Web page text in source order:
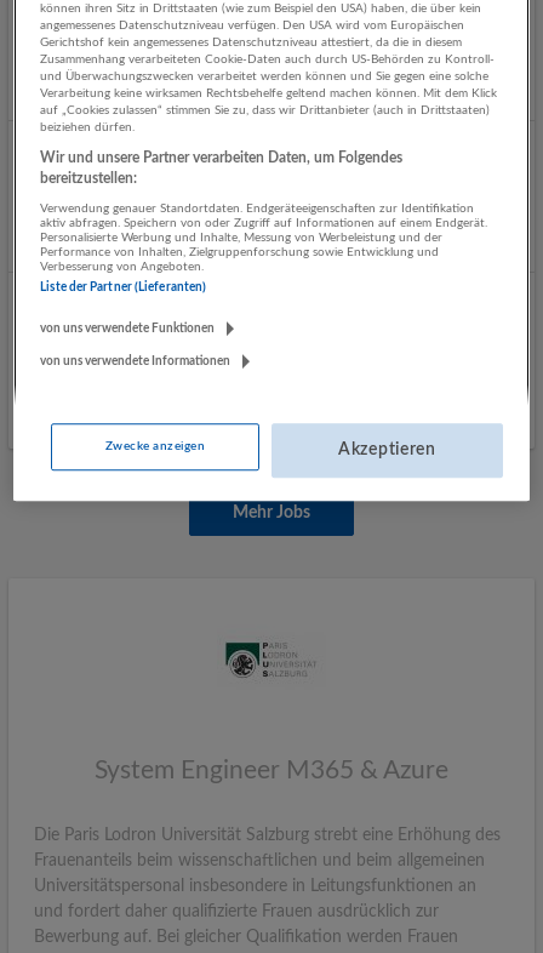
07.08.2026,Österreichisches Rotes Kreuz, Landesverband
Salzburg
Salzburg
Heute veröffentlicht
Data Engineer (f/m/d)
Salzburg
Gestern veröffentlicht
Telekommunikation
Mehr Jobs
System Engineer M365 & Azure
Die Paris Lodron Universität Salzburg strebt eine Erhöhung des
Frauenanteils beim wissenschaftlichen und beim allgemeinen
Universitätspersonal insbesondere in Leitungsfunktionen an
und fordert daher qualifizierte Frauen ausdrücklich zur
Bewerbung auf. Bei gleicher Qualifikation werden Frauen
können ihren Sitz in Drittstaaten (wie zum Beispiel den USA) haben, die über kein
angemessenes Datenschutzniveau verfügen. Den USA wird vom Europäischen
Gerichtshof kein angemessenes Datenschutzniveau attestiert, da die in diesem
Zusammenhang verarbeiteten Cookie-Daten auch durch US-Behörden zu Kontroll-
und Überwachungszwecken verarbeitet werden können und Sie gegen eine solche
Verarbeitung keine wirksamen Rechtsbehelfe geltend machen können. Mit dem Klick
auf „Cookies zulassen“ stimmen Sie zu, dass wir Drittanbieter (auch in Drittstaaten)
beiziehen dürfen.
Wir und unsere Partner verarbeiten Daten, um Folgendes
bereitzustellen:
Verwendung genauer Standortdaten. Endgeräteeigenschaften zur Identifikation
aktiv abfragen. Speichern von oder Zugriff auf Informationen auf einem Endgerät.
Personalisierte Werbung und Inhalte, Messung von Werbeleistung und der
Performance von Inhalten, Zielgruppenforschung sowie Entwicklung und
Verbesserung von Angeboten.
Liste der Partner (Lieferanten)
von uns verwendete Funktionen
von uns verwendete Informationen
Zwecke anzeigen Akzeptieren